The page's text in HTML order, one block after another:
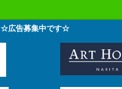
☆広告募集中です☆